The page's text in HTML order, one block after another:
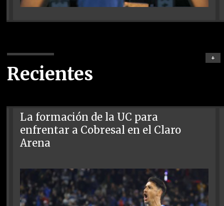
Recientes
+
La formación de la UC para
enfrentar a Cobresal en el Claro
Arena